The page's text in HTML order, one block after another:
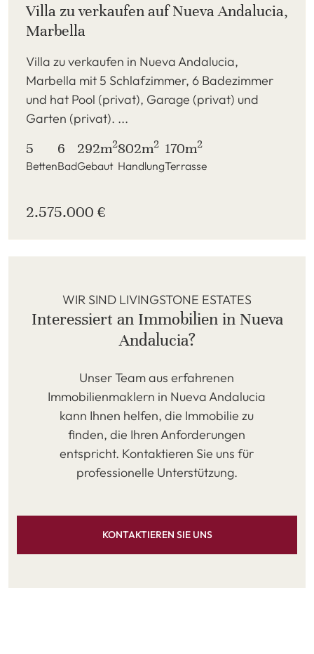
Villa zu verkaufen auf Nueva Andalucia,
Marbella
Villa zu verkaufen in Nueva Andalucia,
Marbella mit 5 Schlafzimmer, 6 Badezimmer
und hat Pool (privat), Garage (privat) und
Garten (privat). ...
5
Betten
6
Bad
292m2
Gebaut
802m2
Handlung
170m2
Terrasse
2.575.000 €
WIR SIND LIVINGSTONE ESTATES
Interessiert an Immobilien in Nueva
Andalucia?
Unser Team aus erfahrenen
Immobilienmaklern in Nueva Andalucia
kann Ihnen helfen, die Immobilie zu
finden, die Ihren Anforderungen
entspricht. Kontaktieren Sie uns für
professionelle Unterstützung.
KONTAKTIEREN SIE UNS